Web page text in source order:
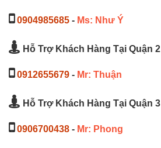
0904985685 - Ms: Như Ý
Hỗ Trợ Khách Hàng Tại Quận 2
0912655679 - Mr: Thuận
Hỗ Trợ Khách Hàng Tại Quận 3
0906700438 - Mr: Phong